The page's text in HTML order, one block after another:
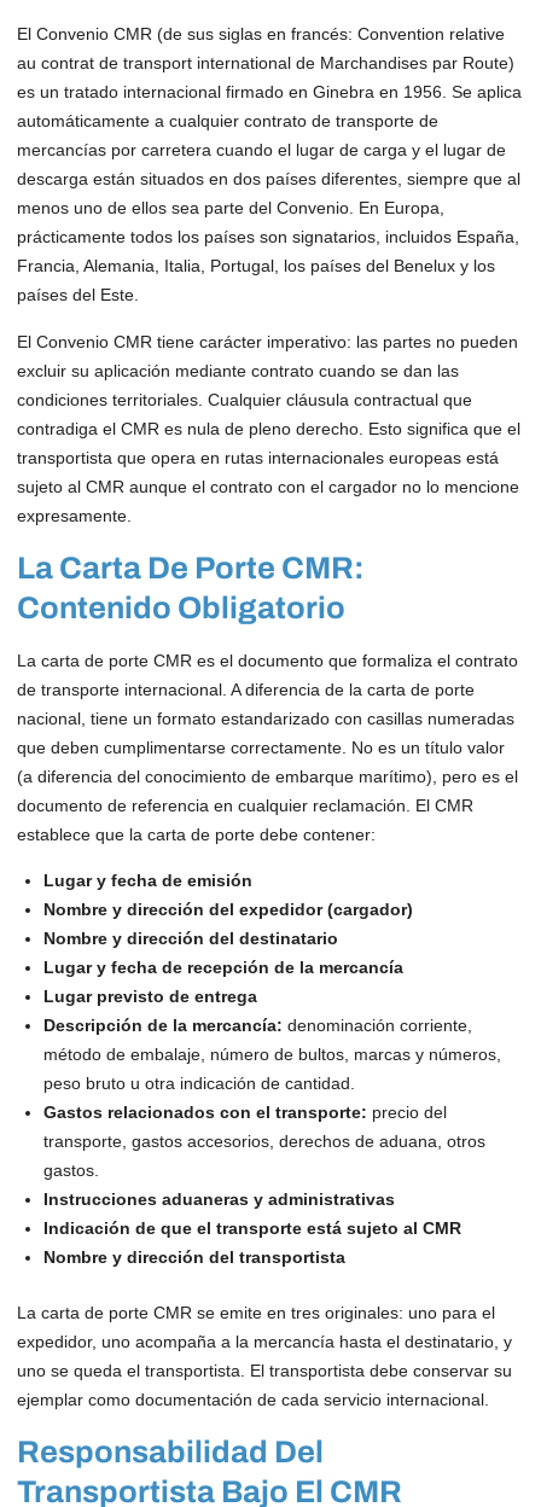
El Convenio CMR (de sus siglas en francés: Convention relative
au contrat de transport international de Marchandises par Route)
es un tratado internacional firmado en Ginebra en 1956. Se aplica
automáticamente a cualquier contrato de transporte de
mercancías por carretera cuando el lugar de carga y el lugar de
descarga están situados en dos países diferentes, siempre que al
menos uno de ellos sea parte del Convenio. En Europa,
prácticamente todos los países son signatarios, incluidos España,
Francia, Alemania, Italia, Portugal, los países del Benelux y los
países del Este.
El Convenio CMR tiene carácter imperativo: las partes no pueden
excluir su aplicación mediante contrato cuando se dan las
condiciones territoriales. Cualquier cláusula contractual que
contradiga el CMR es nula de pleno derecho. Esto significa que el
transportista que opera en rutas internacionales europeas está
sujeto al CMR aunque el contrato con el cargador no lo mencione
expresamente.
La Carta De Porte CMR:
Contenido Obligatorio
La carta de porte CMR es el documento que formaliza el contrato
de transporte internacional. A diferencia de la carta de porte
nacional, tiene un formato estandarizado con casillas numeradas
que deben cumplimentarse correctamente. No es un título valor
(a diferencia del conocimiento de embarque marítimo), pero es el
documento de referencia en cualquier reclamación. El CMR
establece que la carta de porte debe contener:
Lugar y fecha de emisión
Nombre y dirección del expedidor (cargador)
Nombre y dirección del destinatario
Lugar y fecha de recepción de la mercancía
Lugar previsto de entrega
Descripción de la mercancía: denominación corriente,
método de embalaje, número de bultos, marcas y números,
peso bruto u otra indicación de cantidad.
Gastos relacionados con el transporte: precio del
transporte, gastos accesorios, derechos de aduana, otros
gastos.
Instrucciones aduaneras y administrativas
Indicación de que el transporte está sujeto al CMR
Nombre y dirección del transportista
La carta de porte CMR se emite en tres originales: uno para el
expedidor, uno acompaña a la mercancía hasta el destinatario, y
uno se queda el transportista. El transportista debe conservar su
ejemplar como documentación de cada servicio internacional.
Responsabilidad Del
Transportista Bajo El CMR